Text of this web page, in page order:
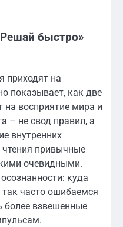
быстро»
приходят на
показывает, как две
восприятие мира и
– не свод правил, а
внутренних
привычные
очевидными.
куда
часто ошибаемся
более взвешенные